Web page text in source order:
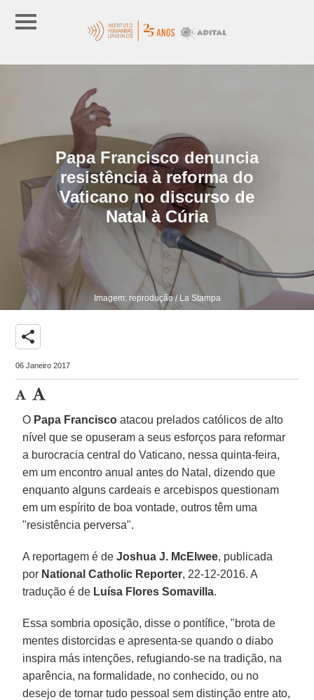
Papa Francisco denuncia
resistência à reforma do
Vaticano no discurso de
Natal à Cúria
Imagem: reprodução / La Stampa
share
06 Janeiro 2017
O Papa Francisco atacou prelados católicos de alto
nível que se opuseram a seus esforços para reformar
a burocracia central do Vaticano, nessa quinta-feira,
em um encontro anual antes do Natal, dizendo que
enquanto alguns cardeais e arcebispos questionam
em um espírito de boa vontade, outros têm uma
"resistência perversa".
A reportagem é deJoshua J. McElwee, publicada
por National Catholic Reporter, 22-12-2016. A
tradução é de Luísa Flores Somavilla.
Essa sombria oposição, disse o pontífice, "brota de
mentes distorcidas e apresenta-se quando o diabo
inspira más intenções, refugiando-se na tradição, na
aparência, na formalidade, no conhecido, ou no
desejo de tornar tudo pessoal sem distinção entre ato,